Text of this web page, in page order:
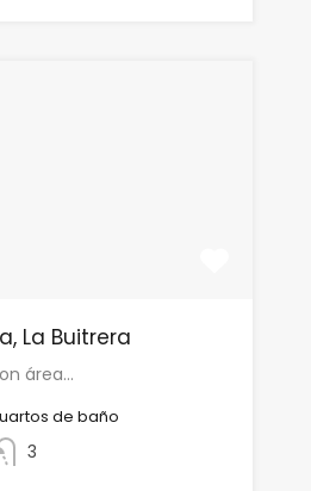
La Buitrera
área…
de baño
3